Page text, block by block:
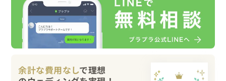
ることが好きなので、なんでもお気軽にお伝えください
ね！
余計な費用なしで理想